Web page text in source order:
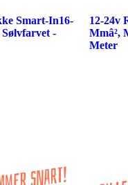
Smart-In16-
-
12-24v
Mmâ²,
Meter